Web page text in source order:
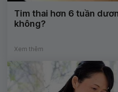
Tim thai hơn 6 tuần
không?
Xem thêm